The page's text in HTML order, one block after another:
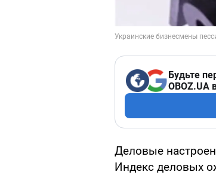
Будьте
OBOZ.UA
Деловые
Индекс деловых